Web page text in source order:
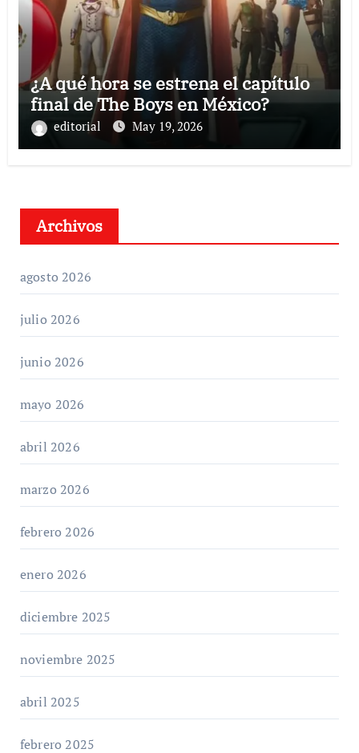
¿A qué hora se estrena el capítulo
final de The Boys en México?
editorial May 19, 2026
Archivos
agosto 2026
julio 2026
junio 2026
mayo 2026
abril 2026
marzo 2026
febrero 2026
enero 2026
diciembre 2025
noviembre 2025
abril 2025
febrero 2025